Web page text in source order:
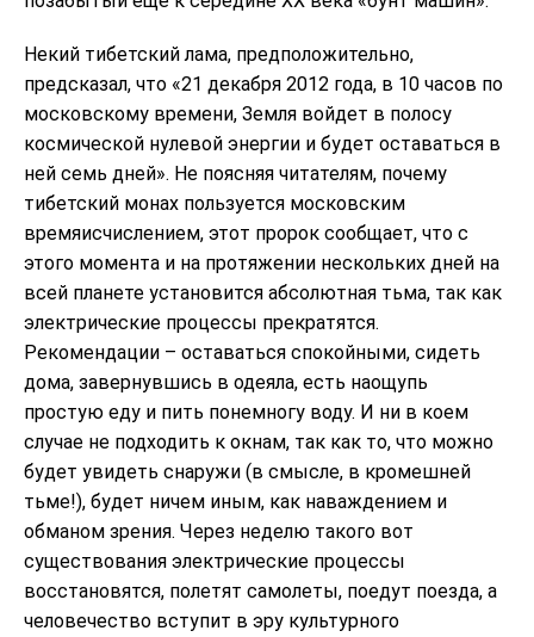
Некий тибетский лама, предположительно,
предсказал, что «21 декабря 2012 года, в 10 часов по
московскому времени, Земля войдет в полосу
космической нулевой энергии и будет оставаться в
ней семь дней». Не поясняя читателям, почему
тибетский монах пользуется московским
времяисчислением, этот пророк сообщает, что с
этого момента и на протяжении нескольких дней на
всей планете установится абсолютная тьма, так как
электрические процессы прекратятся.
Рекомендации – оставаться спокойными, сидеть
дома, завернувшись в одеяла, есть наощупь
простую еду и пить понемногу воду. И ни в коем
случае не подходить к окнам, так как то, что можно
будет увидеть снаружи (в смысле, в кромешней
тьме!), будет ничем иным, как наваждением и
обманом зрения. Через неделю такого вот
существования электрические процессы
восстановятся, полетят самолеты, поедут поезда, а
человечество вступит в эру культурного